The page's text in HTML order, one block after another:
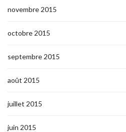
novembre 2015
octobre 2015
septembre 2015
août 2015
juillet 2015
juin 2015